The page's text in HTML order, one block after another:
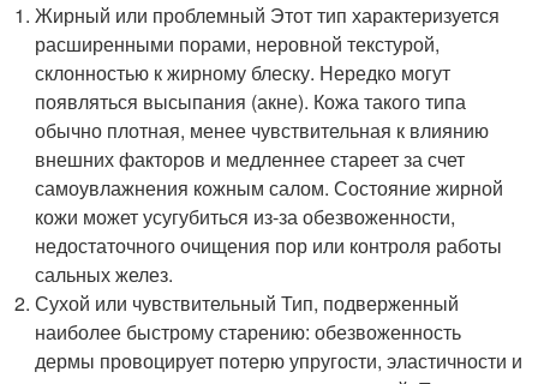
Жирный или проблемный Этот тип характеризуется
расширенными порами, неровной текстурой,
склонностью к жирному блеску. Нередко могут
появляться высыпания (акне). Кожа такого типа
обычно плотная, менее чувствительная к влиянию
внешних факторов и медленнее стареет за счет
самоувлажнения кожным салом. Состояние жирной
кожи может усугубиться из-за обезвоженности,
недостаточного очищения пор или контроля работы
сальных желез.
Сухой или чувствительный Тип, подверженный
наиболее быстрому старению: обезвоженность
дермы провоцирует потерю упругости, эластичности и